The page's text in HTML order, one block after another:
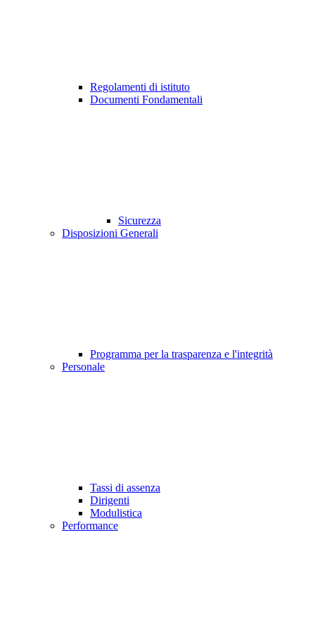
Regolamenti di istituto
Documenti Fondamentali
Sicurezza
Disposizioni Generali
Programma per la trasparenza e l'integrità
Personale
Tassi di assenza
Dirigenti
Modulistica
Performance